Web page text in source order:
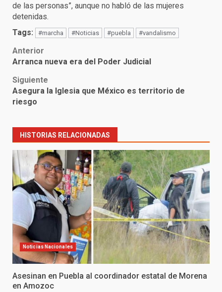
de las personas”, aunque no habló de las mujeres
detenidas.
Tags:
#marcha #Noticias #puebla #vandalismo
Post
navigation
Anterior
Arranca nueva era del Poder Judicial
Siguiente
Asegura la Iglesia que México es territorio de
riesgo
HISTORIAS RELACIONADAS
Noticias Nacionales
Asesinan en Puebla al coordinador estatal de Morena
en Amozoc